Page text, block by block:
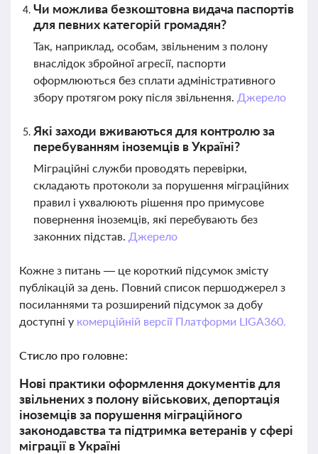
Чи можлива безкоштовна видача паспортів
для певних категорій громадян?
Так, наприклад, особам, звільненим з полону
внаслідок збройної агресії, паспорти
оформлюються без сплати адміністративного
збору протягом року після звільнення. Джерело
Які заходи вживаються для контролю за
перебуванням іноземців в Україні?
Міграційні служби проводять перевірки,
складають протоколи за порушення міграційних
правил і ухвалюють рішення про примусове
повернення іноземців, які перебувають без
законних підстав. Джерело
Кожне з питань — це короткий підсумок змісту
публікацій за день. Повний список першоджерел з
посиланнями та розширений підсумок за добу
доступні у комерційній версії Платформи LIGA360.
Стисло про головне:
Нові практики оформлення документів для
звільнених з полону військових, депортація
іноземців за порушення міграційного
законодавства та підтримка ветеранів у сфері
міграції в Україні